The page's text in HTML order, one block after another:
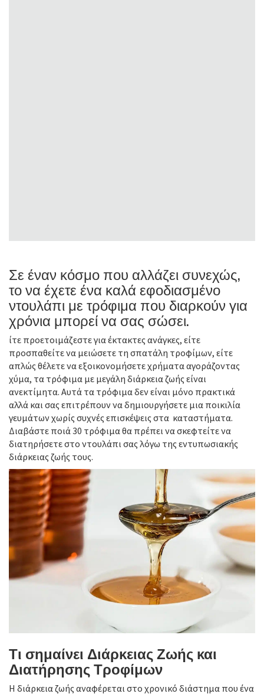
Σε έναν κόσμο που αλλάζει συνεχώς,
το να έχετε ένα καλά εφοδιασμένο
ντουλάπι με τρόφιμα που διαρκούν για
χρόνια μπορεί να σας σώσει.
ίτε προετοιμάζεστε για έκτακτες ανάγκες, είτε
προσπαθείτε να μειώσετε τη σπατάλη τροφίμων, είτε
απλώς θέλετε να εξοικονομήσετε χρήματα αγοράζοντας
χύμα, τα τρόφιμα με μεγάλη διάρκεια ζωής είναι
ανεκτίμητα. Αυτά τα τρόφιμα δεν είναι μόνο πρακτικά
αλλά και σας επιτρέπουν να δημιουργήσετε μια ποικιλία
γευμάτων χωρίς συχνές επισκέψεις στα καταστήματα.
Διαβάστε ποιά 30 τρόφιμα θα πρέπει να σκεφτείτε να
διατηρήσετε στο ντουλάπι σας λόγω της εντυπωσιακής
διάρκειας ζωής τους.
Τι σημαίνει Διάρκειας Ζωής και
Διατήρησης Τροφίμων
Η διάρκεια ζωής αναφέρεται στο χρονικό διάστημα που ένα